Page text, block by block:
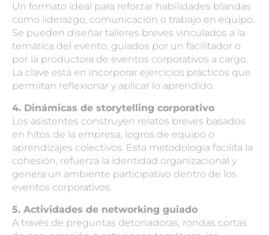
Un formato ideal para reforzar habilidades blandas
como liderazgo, comunicación o trabajo en equipo.
Se pueden diseñar talleres breves vinculados a la
temática del evento, guiados por un facilitador o
por la productora de eventos corporativos a cargo.
La clave está en incorporar ejercicios prácticos que
permitan reflexionar y aplicar lo aprendido.
4. Dinámicas de storytelling corporativo
Los asistentes construyen relatos breves basados
en hitos de la empresa, logros de equipo o
aprendizajes colectivos. Esta metodología facilita la
cohesión, refuerza la identidad organizacional y
genera un ambiente participativo dentro de los
eventos corporativos.
5. Actividades de networking guiado
A través de preguntas detonadoras, rondas cortas